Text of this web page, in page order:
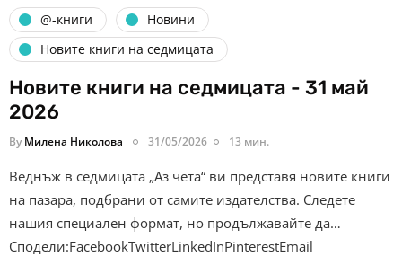
@-книги
Новини
Новите книги на седмицата
Новите книги на седмицата - 31 май
2026
By Милена Николова 31/05/2026 13 мин.
Веднъж в седмицата „Аз чета“ ви представя новите книги
на пазара, подбрани от самите издателства. Следете
нашия специален формат, но продължавайте да…
Сподели:FacebookTwitterLinkedInPinterestEmail